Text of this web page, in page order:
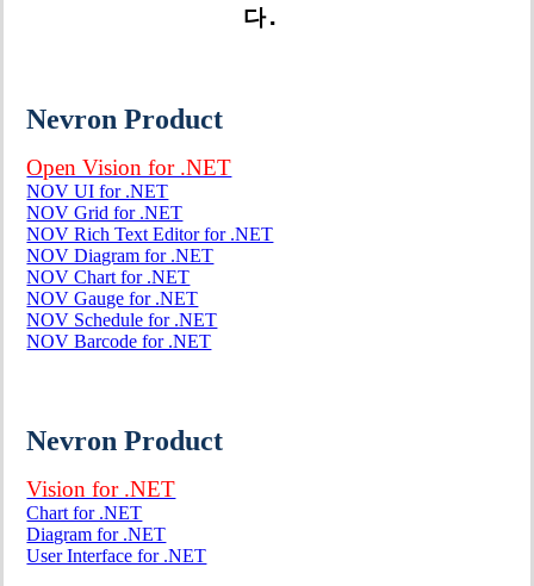
다.
Nevron Product
Open Vision for .NET
NOV UI for .NET
NOV Grid for .NET
NOV Rich Text Editor for .NET
NOV Diagram for .NET
NOV Chart for .NET
NOV Gauge for .NET
NOV Schedule for .NET
NOV Barcode for .NET
Nevron Product
Vision for .NET
Chart for .NET
Diagram for .NET
User Interface for .NET